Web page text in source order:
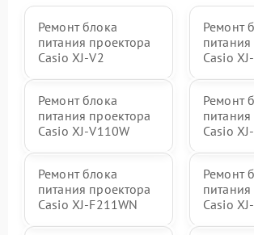
Ремонт блока
питания проектора
Casio XJ-V2
Ремонт
Casio
Ремонт блока
питания проектора
Casio XJ-V110W
Ремонт
Casio
Ремонт блока
питания проектора
Casio XJ-F211WN
Ремонт
Casio